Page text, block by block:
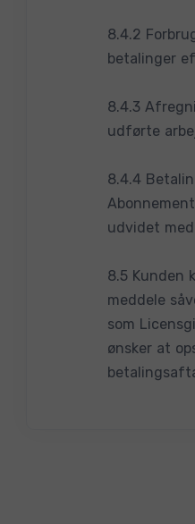
8.4.2
betalinger
8.4.3
udførte
8.4.4
udvidet
8.5 Kunden
meddele
som
ønsker at